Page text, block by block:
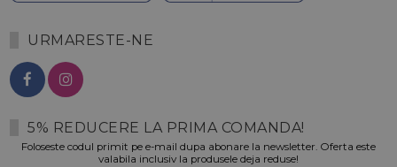
URMARESTE-NE
5% REDUCERE LA PRIMA COMANDA!
Foloseste codul primit pe e-mail dupa abonare la newsletter. Oferta este
valabila inclusiv la produsele deja reduse!